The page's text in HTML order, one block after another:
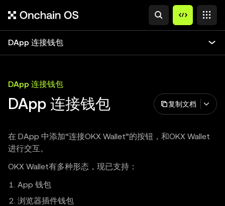
DApp 连接钱包
DApp 连接钱包
DApp 连接钱包 复制文档
在 DApp 中添加“连接OKX Wallet”的按钮，和OKX Wallet
进行交互。
OKX Wallet有多种形态，现已支持：
App 钱包
浏览器插件钱包